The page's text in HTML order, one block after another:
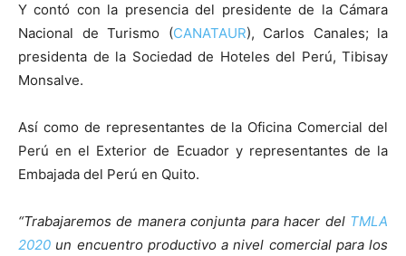
Y contó con la presencia del presidente de la Cámara
Nacional de Turismo (CANATAUR), Carlos Canales; la
presidenta de la Sociedad de Hoteles del Perú, Tibisay
Monsalve.
Así como de representantes de la Oficina Comercial del
Perú en el Exterior de Ecuador y representantes de la
Embajada del Perú en Quito.
“Trabajaremos de manera conjunta para hacer del TMLA
2020 un encuentro productivo a nivel comercial para los